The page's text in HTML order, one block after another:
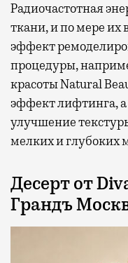
Радиочастотная
ткани, и по мере их
эффект
процедуры,
красоты Natural
эффект лифтинга,
улучшение
мелких и глубоких
Десерт от
Грандъ